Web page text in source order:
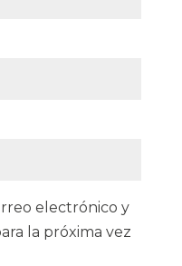
electrónico y
la próxima vez